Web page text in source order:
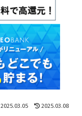
2025.03.05 2025.03.08